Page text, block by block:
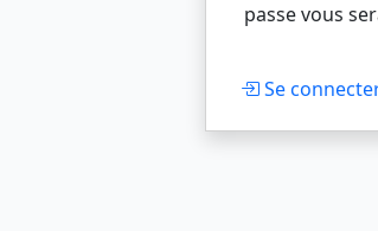
passe vous
Se